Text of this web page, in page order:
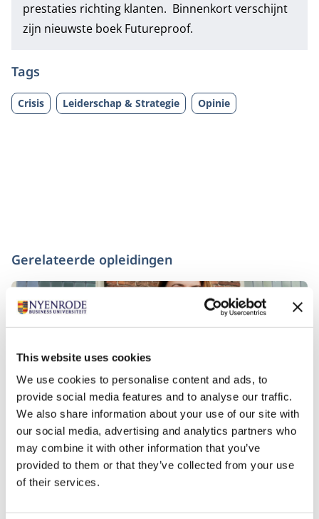
This website uses cookies
We use cookies to personalise content and ads, to
provide social media features and to analyse our traffic.
We also share information about your use of our site with
our social media, advertising and analytics partners who
may combine it with other information that you’ve
provided to them or that they’ve collected from your use
of their services.
prestaties richting klanten. Binnenkort verschijnt
zijn nieuwste boek Futureproof.
Tags
Crisis Leiderschap & Strategie Opinie
Gerelateerde opleidingen
Collegereeks Excellent Leiderschap
Startdatum:
7 september 2026, 3 november 2026, 26 januari